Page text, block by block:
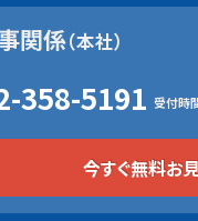
関係（本社）
358-5191 受付時
今すぐ無料お